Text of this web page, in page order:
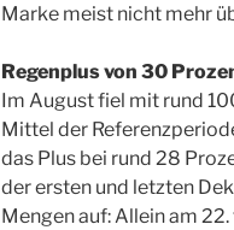
Marke meist nicht mehr
Regenplus von 30
Im August fiel mit rund
Mittel der
das Plus bei rund 28
der ersten und letzten
Mengen auf: Allein am